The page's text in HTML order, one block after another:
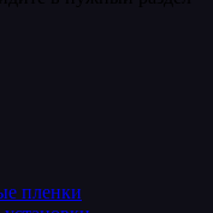
пленки